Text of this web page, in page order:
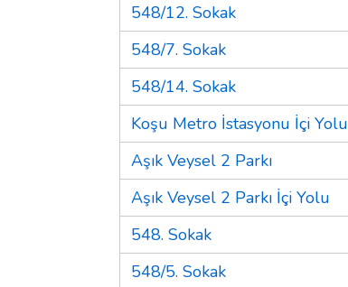
548/12. Sokak
548/7. Sokak
548/14. Sokak
Koşu Metro İstasyonu İçi Yolu
Aşık Veysel 2 Parkı
Aşık Veysel 2 Parkı İçi Yolu
548. Sokak
548/5. Sokak